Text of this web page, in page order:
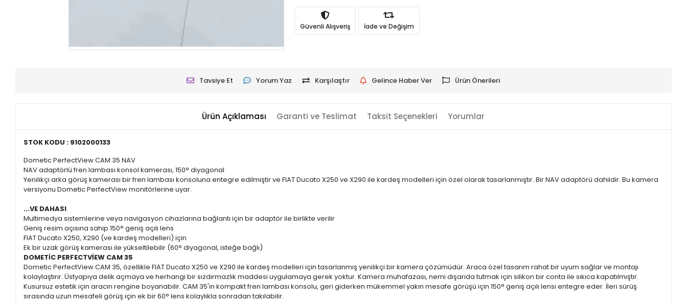
Güvenli Alışveriş İade ve Değişim
Tavsiye Et Yorum Yaz Karşılaştır Gelince Haber Ver Ürün Önerileri
Ürün Açıklaması Garanti ve Teslimat Taksit Seçenekleri Yorumlar
STOK KODU : 9102000133
Dometic PerfectView CAM 35 NAV
NAV adaptörlü fren lambası konsol kamerası, 150° diyagonal
Yenilikçi arka görüş kamerası bir fren lambası konsoluna entegre edilmiştir ve FIAT Ducato X250 ve X290 ile kardeş modelleri için özel olarak tasarlanmıştır. Bir NAV adaptörü dahildir. Bu kamera
versiyonu Dometic PerfectView monitörlerine uyar.
...VE DAHASI
Multimedya sistemlerine veya navigasyon cihazlarına bağlantı için bir adaptör ile birlikte verilir
Geniş resim açısına sahip 150° geniş açılı lens
FIAT Ducato X250, X290 (ve kardeş modelleri) için
Ek bir uzak görüş kamerası ile yükseltilebilir (60° diyagonal, isteğe bağlı)
DOMETİC PERFECTVİEW CAM 35
Dometic PerfectView CAM 35, özellikle FIAT Ducato X250 ve X290 ile kardeş modelleri için tasarlanmış yenilikçi bir kamera çözümüdür. Araca özel tasarım rahat bir uyum sağlar ve montajı
kolaylaştırır. Üstyapıya delik açmaya ve herhangi bir sızdırmazlık maddesi uygulamaya gerek yoktur. Kamera muhafazası, nemi dışarıda tutmak için silikon bir conta ile sıkıca kapatılmıştır.
Kusursuz estetik için aracın rengine boyanabilir. CAM 35'in kompakt fren lambası konsolu, geri giderken mükemmel yakın mesafe görüşü için 150° geniş açılı lensi entegre eder. İleri sürüş
sırasında uzun mesafeli görüş için ek bir 60° lens kolaylıkla sonradan takılabilir.